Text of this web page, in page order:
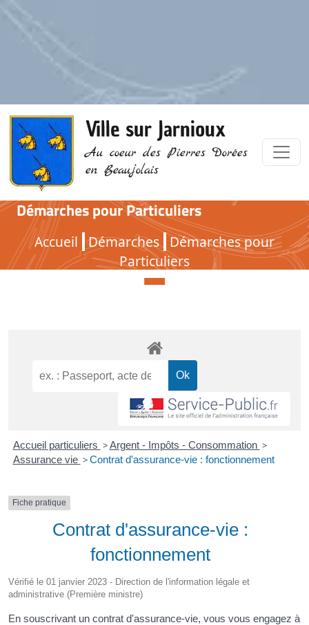
Ville sur Jarnioux
Au coeur des Pierres Dorées
en Beaujolais
Démarches pour Particuliers
Accueil Démarches Démarches pour
Particuliers
Démarches pour Particuliers
Accueil particuliers > Argent - Impôts - Consommation >
Assurance vie > Contrat d'assurance-vie : fonctionnement
Fiche pratique
Contrat d'assurance-vie :
fonctionnement
Vérifié le 01 janvier 2023 - Direction de l'information légale et
administrative (Première ministre)
En souscrivant un contrat d'assurance-vie, vous vous engagez à